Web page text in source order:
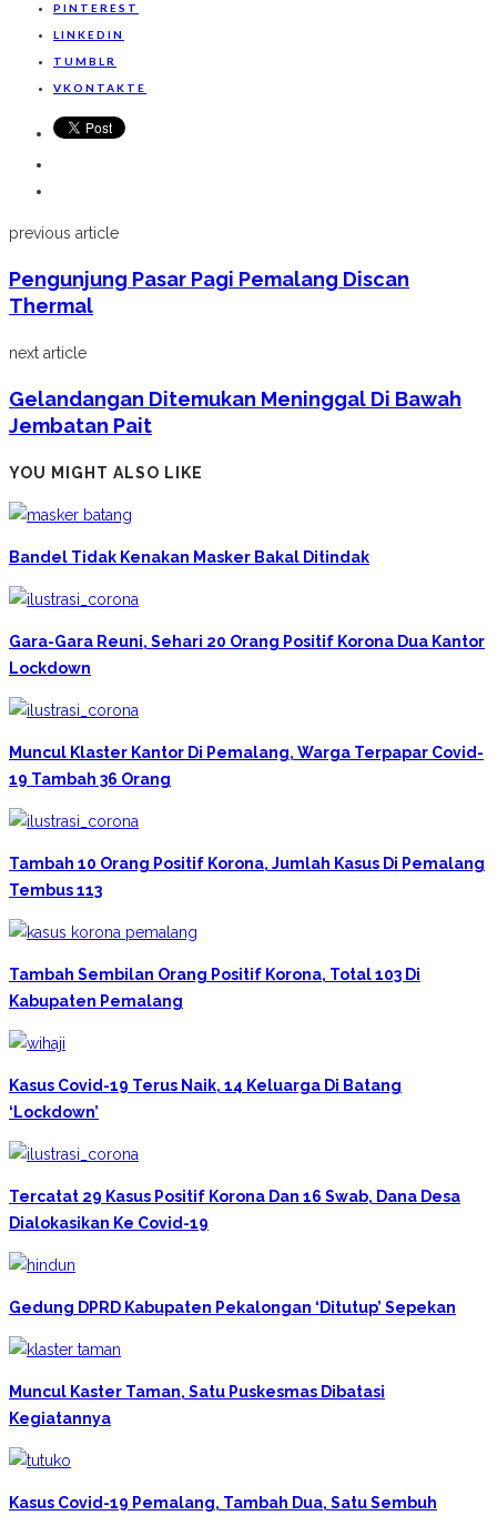
PINTEREST
LINKEDIN
TUMBLR
VKONTAKTE
previous article
Pengunjung Pasar Pagi Pemalang Discan
Thermal
next article
Gelandangan Ditemukan Meninggal Di Bawah
Jembatan Pait
YOU MIGHT ALSO LIKE
Bandel Tidak Kenakan Masker Bakal Ditindak
Gara-Gara Reuni, Sehari 20 Orang Positif Korona Dua Kantor
Lockdown
Muncul Klaster Kantor Di Pemalang, Warga Terpapar Covid-
19 Tambah 36 Orang
Tambah 10 Orang Positif Korona, Jumlah Kasus Di Pemalang
Tembus 113
Tambah Sembilan Orang Positif Korona, Total 103 Di
Kabupaten Pemalang
Kasus Covid-19 Terus Naik, 14 Keluarga Di Batang
‘Lockdown’
Tercatat 29 Kasus Positif Korona Dan 16 Swab, Dana Desa
Dialokasikan Ke Covid-19
Gedung DPRD Kabupaten Pekalongan ‘ditutup’ Sepekan
Muncul Kaster Taman, Satu Puskesmas Dibatasi
Kegiatannya
Kasus Covid-19 Pemalang, Tambah Dua, Satu Sembuh